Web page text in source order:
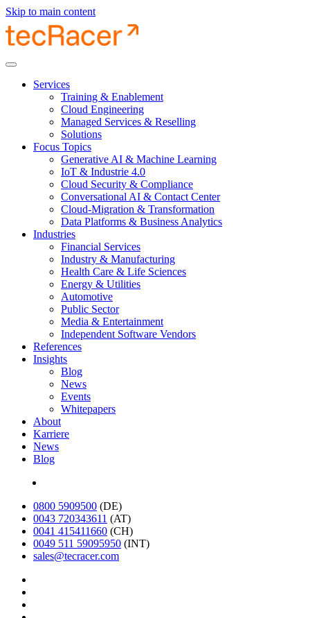
Skip to main content
Services
Training & Enablement
Cloud Engineering
Managed Services & Reselling
Solutions
Focus Topics
Generative AI & Machine Learning
IoT & Industrie 4.0
Cloud Security & Compliance
Conversational AI & Contact Center
Cloud-Migration & Transformation
Data Platforms & Business Analytics
Industries
Financial Services
Industry & Manufacturing
Health Care & Life Sciences
Energy & Utilities
Automotive
Public Sector
Media & Entertainment
Independent Software Vendors
References
Insights
Blog
News
Events
Whitepapers
About
Karriere
News
Blog
0800 5909500 (DE)
0043 720343611 (AT)
0041 415411660 (CH)
0049 511 59095950 (INT)
sales@tecracer.com